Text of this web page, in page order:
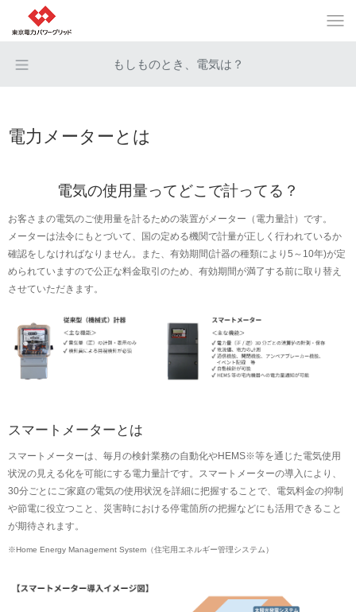
もしものとき、電気は？
電力メーターとは
電気の使用量ってどこで計ってる？
お客さまの電気のご使用量を計るための装置がメーター（電力量計）です。
メーターは法令にもとづいて、国の定める機関で計量が正しく行われているか
確認をしなければなりません。また、有効期間(計器の種類により5～10年)が定
められていますので公正な料金取引のため、有効期間が満了する前に取り替え
させていただきます。
スマートメーターとは
スマートメーターは、毎月の検針業務の自動化やHEMS※等を通じた電気使用
状況の見える化を可能にする電力量計です。スマートメーターの導入により、
30分ごとにご家庭の電気の使用状況を詳細に把握することで、電気料金の抑制
や節電に役立つこと、災害時における停電箇所の把握などにも活用できること
が期待されます。
※Home Energy Management System（住宅用エネルギー管理システム）